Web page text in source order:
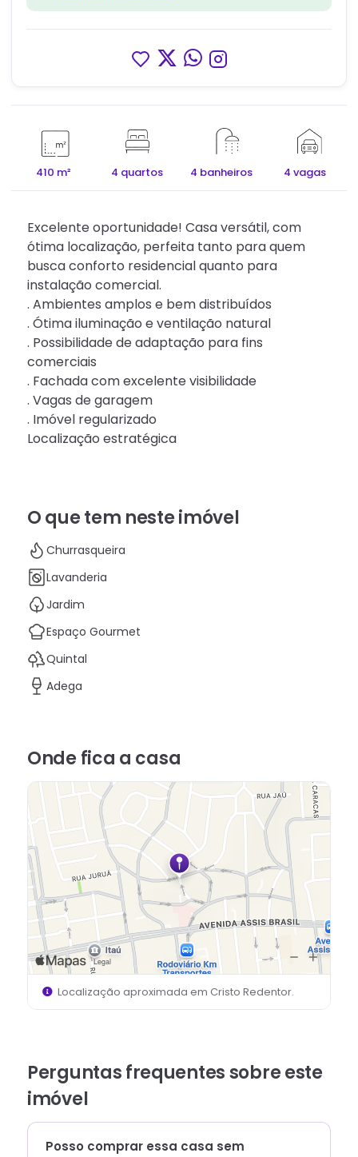
410 m² 4 quartos 4 banheiros 4 vagas
Excelente oportunidade! Casa versátil, com
ótima localização, perfeita tanto para quem
busca conforto residencial quanto para
instalação comercial.
. Ambientes amplos e bem distribuídos
. Ótima iluminação e ventilação natural
. Possibilidade de adaptação para fins
comerciais
. Fachada com excelente visibilidade
. Vagas de garagem
. Imóvel regularizado
Localização estratégica
O que tem neste imóvel
Churrasqueira
Lavanderia
Jardim
Espaço Gourmet
Quintal
Adega
Onde fica a casa
Localização aproximada em Cristo Redentor.
Perguntas frequentes sobre este
imóvel
Posso comprar essa casa sem